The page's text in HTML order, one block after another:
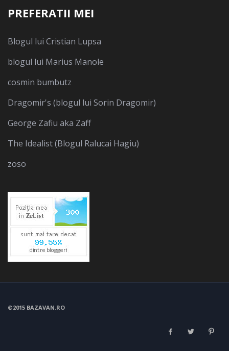
PREFERATII MEI
Blogul lui Cristian Lupsa
blogul lui Marius Manole
cosmin bumbutz
Dragomir's (blogul lui Sorin Dragomir)
George Zafiu aka Zaff
The Idealist (Blogul Ralucai Hagiu)
zoso
©2015 BAZAVAN.RO